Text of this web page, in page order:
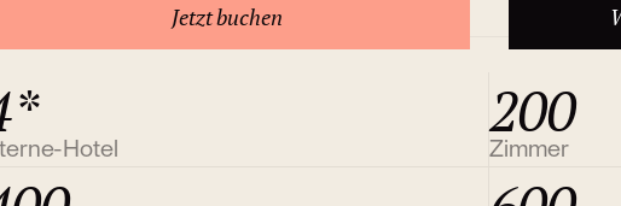
Jetzt buchen
Hotel
200
Zimmer